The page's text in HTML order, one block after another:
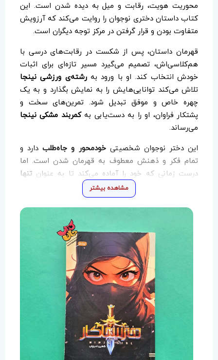
محوریت هویت، رقابت و میل به دیده شدن است. این
کتاب داستان دختری نوجوان را روایت می‌کند که آرزویش
متفاوت بودن و قرار گرفتن در مرکز توجه دیگران است.
قهرمان داستان، پس از شکست در رقابت‌های درسی با
هم‌کلاسی‌اش، تصمیم می‌گیرد مسیر تازه‌ای برای اثبات
خودش انتخاب کند. او با ورود بهرشته‌ی ورزشی نینجا
تلاش می‌کند توانایی‌هایش را به نمایش بگذارد و به یک
چهره خاص و موفق تبدیل شود. تمرین‌های سخت و
پشتکار فراوان، او را به دست‌یابی بهکمربند مشکی نینجا
می‌رساند.
این دختر نوجوان شخصیتیخودمحور و جاه‌طلبدارد و
تمام فکر و ذهنش معطوف به قهرمان شدن است. اما
درست زمانی که خود را آماده می‌کند تا به‌ عنوانتنها
وارد مسابقات استانی شود، با
روبه‌رو می‌شود؛ رقیبی که مسیر او را با
چالشی جدی مواجه می‌کند.
مشاهده بیشتر